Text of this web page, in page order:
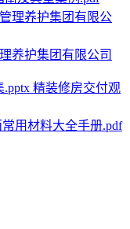
养护集团有限公司
精装修房交付观
常用材料大全手册.pdf